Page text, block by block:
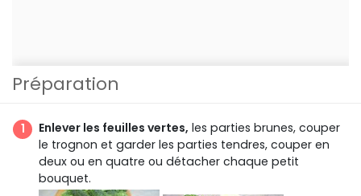
Préparation
Enlever les feuilles vertes, les parties brunes, couper
le trognon et garder les parties tendres, couper en
deux ou en quatre ou détacher chaque petit
bouquet.